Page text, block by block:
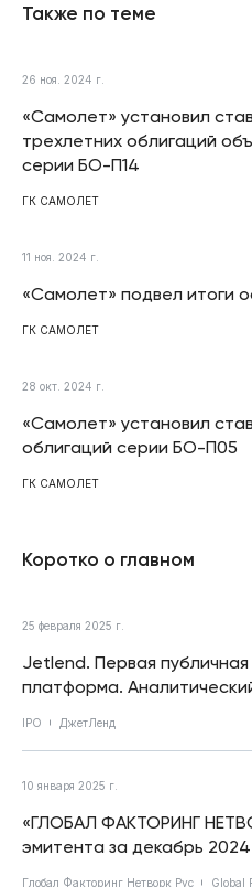
Также по теме
26 ноя. 2024 г.
«Самолет» установил
трехлетних облигаций
серии БО-П14
ГК САМОЛЕТ
11 ноя. 2024 г.
«Самолет» подвел итоги
ГК САМОЛЕТ
28 окт. 2024 г.
«Самолет» установил
облигаций серии БО-П05
ГК САМОЛЕТ
Коротко о главном
25 февраля 2025 г.
Jetlend. Первая
платформа.
IPO ДжетЛенд
10 января 2025 г.
«ГЛОБАЛ ФАКТОРИНГ
эмитента за декабрь 2024
Глобал Факторинг Нетворк Рус Global